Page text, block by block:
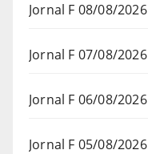
Jornal F 08/08/2026
Jornal F 07/08/2026
Jornal F 06/08/2026
Jornal F 05/08/2026